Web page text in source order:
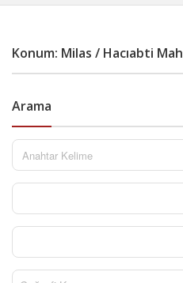
Konum: Milas / Hacıabti
Arama